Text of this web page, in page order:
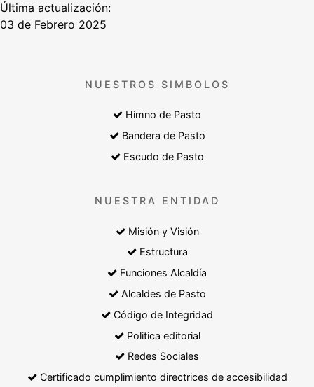
Última actualización:
03 de Febrero 2025
NUESTROS SIMBOLOS
Himno de Pasto
Bandera de Pasto
Escudo de Pasto
NUESTRA ENTIDAD
Misión y Visión
Estructura
Funciones Alcaldía
Alcaldes de Pasto
Código de Integridad
Politica editorial
Redes Sociales
Certificado cumplimiento directrices de accesibilidad